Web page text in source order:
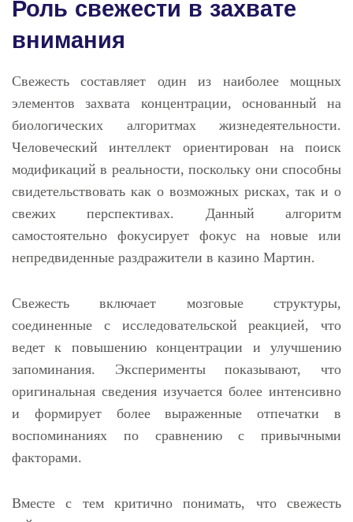
Роль свежести в захвате
внимания
Свежесть составляет один из наиболее мощных
элементов захвата концентрации, основанный на
биологических алгоритмах жизнедеятельности.
Человеческий интеллект ориентирован на поиск
модификаций в реальности, поскольку они способны
свидетельствовать как о возможных рисках, так и о
свежих перспективах. Данный алгоритм
самостоятельно фокусирует фокус на новые или
непредвиденные раздражители в казино Мартин.
Свежесть включает мозговые структуры,
соединенные с исследовательской реакцией, что
ведет к повышению концентрации и улучшению
запоминания. Эксперименты показывают, что
оригинальная сведения изучается более интенсивно
и формирует более выраженные отпечатки в
воспоминаниях по сравнению с привычными
факторами.
Вместе с тем критично понимать, что свежесть